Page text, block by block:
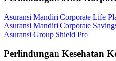
Asuransi Mandiri Corporate Life
Asuransi Mandiri Corporate
Asuransi Group Shield Pro
Perlindungan Kesehatan